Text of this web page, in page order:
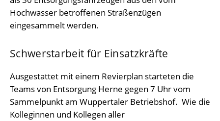
Hochwasser betroffenen Straßenzügen
eingesammelt werden.
Schwerstarbeit für Einsatzkräfte
Ausgestattet mit einem Revierplan starteten die
Teams von Entsorgung Herne gegen 7 Uhr vom
Sammelpunkt am Wuppertaler Betriebshof. Wie die
Kolleginnen und Kollegen aller